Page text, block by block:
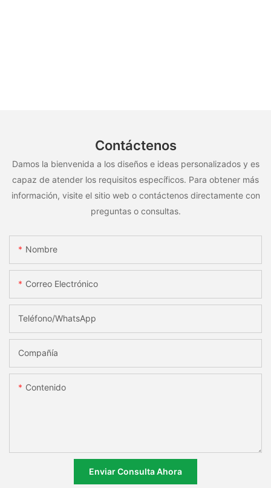
Contáctenos
Damos la bienvenida a los diseños e ideas personalizados y es
capaz de atender los requisitos específicos. Para obtener más
información, visite el sitio web o contáctenos directamente con
preguntas o consultas.
Nombre
Correo Electrónico
Teléfono/WhatsApp
Compañía
Contenido
Enviar Consulta Ahora